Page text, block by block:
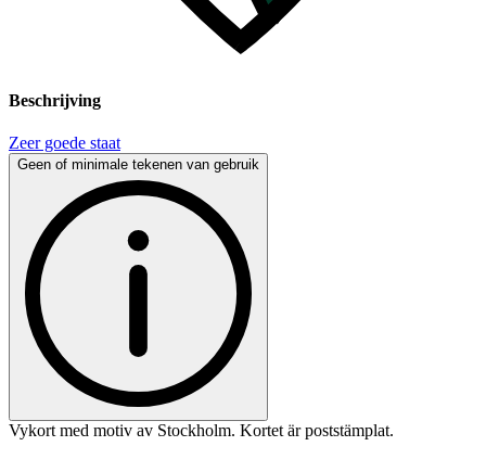
Beschrijving
Zeer goede staat
Geen of minimale tekenen van gebruik
Vykort med motiv av Stockholm. Kortet är poststämplat.